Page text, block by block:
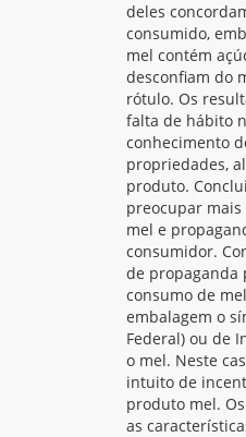
deles
consumido,
mel contém
desconfiam do
rótulo. Os
falta de hábito
conhecimento
propriedades,
produto.
preocupar
mel e
consumidor.
de propaganda
consumo de
embalagem o
Federal) ou de
o mel. Neste
intuito de
produto mel.
as